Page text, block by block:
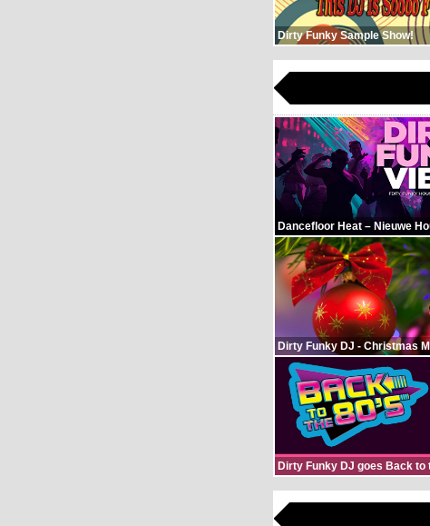
Dirty Funky Sample Show!
Dancefloor Heat – Nieuwe
Dirty Funky DJ - Christmas
Dirty Funky DJ goes Back to